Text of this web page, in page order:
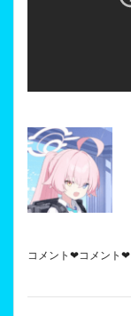
コメント❤コメント❤